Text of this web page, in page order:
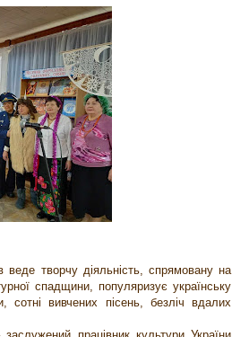
веде творчу діяльність, спрямовану на
спадщини, популяризує українську
вивчених пісень, безліч вдалих